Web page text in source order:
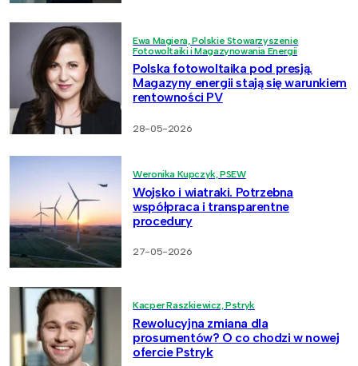
Ewa Magiera, Polskie Stowarzyszenie
Fotowoltaiki i Magazynowania Energii
Polska fotowoltaika pod presją.
Magazyny energii stają się warunkiem
rentowności PV
28-05-2026
Weronika Kupczyk, PSEW
Wojsko i wiatraki. Potrzebna
współpraca i transparentne
procedury
27-05-2026
Kacper Raszkiewicz, Pstryk
Rewolucyjna zmiana dla
prosumentów? O co chodzi w nowej
ofercie Pstryk